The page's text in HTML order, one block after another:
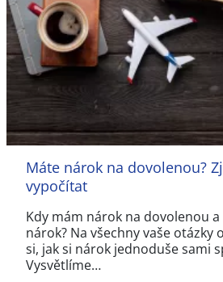
Máte nárok na dovolenou?
vypočítat
Kdy mám nárok na dovolenou a
nárok? Na všechny vaše otázky
si, jak si nárok jednoduše sami
Vysvětlíme…